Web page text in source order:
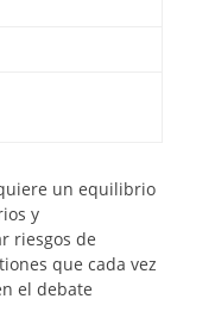
un equilibrio
y
riesgos de
que cada vez
el debate